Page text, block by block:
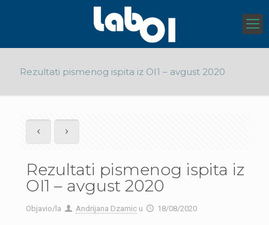
Rezultati pismenog ispita iz OI1 – avgust 2020
Rezultati pismenog ispita iz
OI1 – avgust 2020
Objavio/la Andrijana Dzamic u 18/08/2020